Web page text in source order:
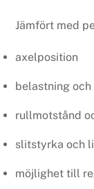
Jämfört med
axelposition
belastning och
rullmotstånd
slitstyrka och
möjlighet till